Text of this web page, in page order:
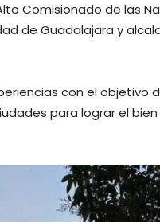
Comisionado de las
de Guadalajara y
con el objetivo
para lograr el